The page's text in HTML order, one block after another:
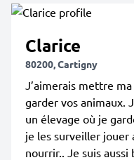
Clarice
80200, Cartigny
J’aimerais mettre
garder vos animaux.
un élevage où je
je les surveiller jouer
nourrir.. Je suis aussi